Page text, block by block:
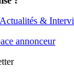
Actualités &
annonceur